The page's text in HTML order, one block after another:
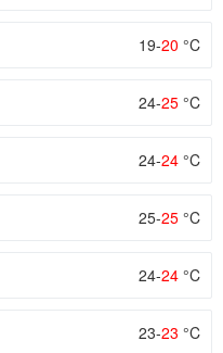
19-20 °C
24-25 °C
24-24 °C
25-25 °C
24-24 °C
23-23 °C